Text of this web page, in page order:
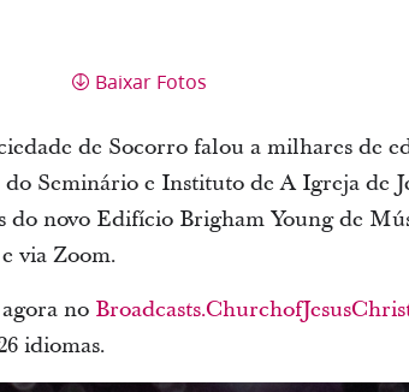
Baixar Fotos
de Socorro falou a milhares de
Seminário e Instituto de A Igreja de
do novo Edifício Brigham Young de
via Zoom.
no
idiomas.